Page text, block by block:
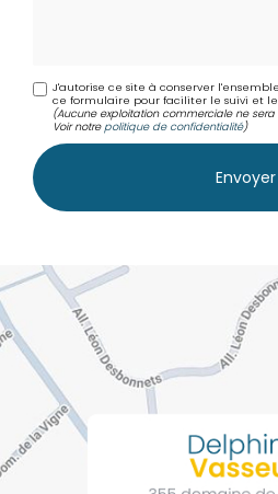
J'autorise ce site à conserver
ce formulaire pour faciliter le suivi et
(Aucune exploitation commerciale ne
Voir notrepolitique de confidentialité)